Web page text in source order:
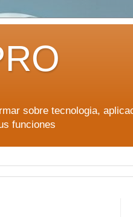
sobre tecnologia,
funciones